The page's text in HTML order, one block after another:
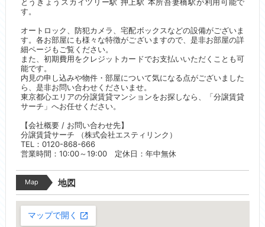
す。
オートロック、防犯カメラ、宅配ボックスなどの設備がございま
す。各お部屋にも様々な特徴がございますので、是非お部屋の詳
細ページもご覧ください。
また、初期費用をクレジットカードでお支払いいただくことも可
能です。
内見の申し込みや物件・部屋について気になる点がございました
ら、是非お問い合わせくださいませ。
東京都心エリアの分譲賃貸マンションをお探しなら、「分譲賃貸
サーチ」へお任せください。
【会社概要 / お問い合わせ先】
分譲賃貸サーチ （株式会社エスティリンク）
TEL：0120-868-666
営業時間：10:00～19:00 定休日：年中無休
Map 地図